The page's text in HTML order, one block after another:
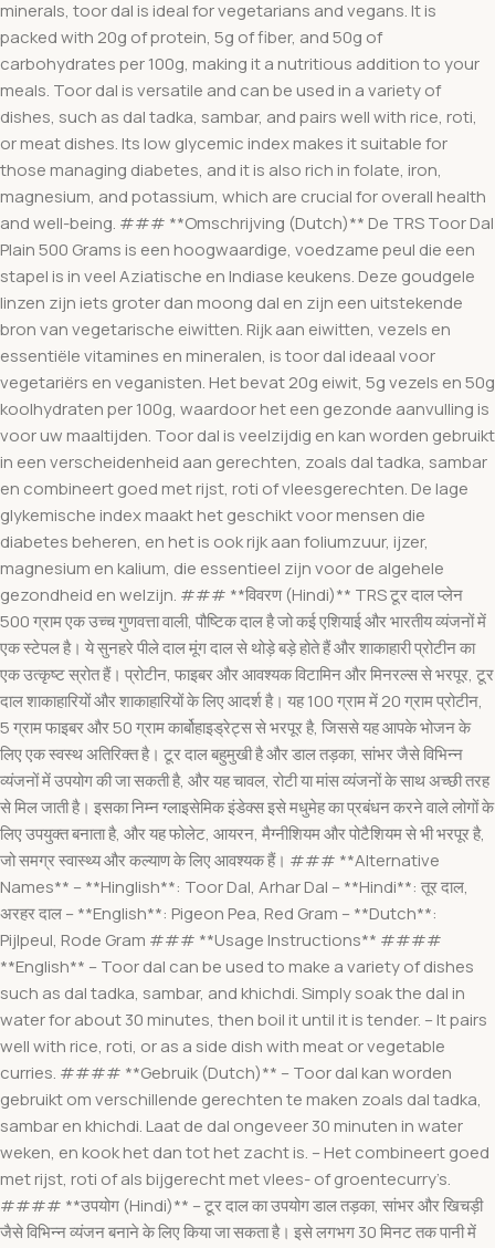
minerals, toor dal is ideal for vegetarians and vegans. It is
packed with 20g of protein, 5g of fiber, and 50g of
carbohydrates per 100g, making it a nutritious addition to your
meals. Toor dal is versatile and can be used in a variety of
dishes, such as dal tadka, sambar, and pairs well with rice, roti,
or meat dishes. Its low glycemic index makes it suitable for
those managing diabetes, and it is also rich in folate, iron,
magnesium, and potassium, which are crucial for overall health
and well-being. ### **Omschrijving (Dutch)** De TRS Toor Dal
Plain 500 Grams is een hoogwaardige, voedzame peul die een
stapel is in veel Aziatische en Indiase keukens. Deze goudgele
linzen zijn iets groter dan moong dal en zijn een uitstekende
bron van vegetarische eiwitten. Rijk aan eiwitten, vezels en
essentiële vitamines en mineralen, is toor dal ideaal voor
vegetariërs en veganisten. Het bevat 20g eiwit, 5g vezels en 50g
koolhydraten per 100g, waardoor het een gezonde aanvulling is
voor uw maaltijden. Toor dal is veelzijdig en kan worden gebruikt
in een verscheidenheid aan gerechten, zoals dal tadka, sambar
en combineert goed met rijst, roti of vleesgerechten. De lage
glykemische index maakt het geschikt voor mensen die
diabetes beheren, en het is ook rijk aan foliumzuur, ijzer,
magnesium en kalium, die essentieel zijn voor de algehele
gezondheid en welzijn. ### **विवरण (Hindi)** TRS टूर दाल प्लेन
500 ग्राम एक उच्च गुणवत्ता वाली, पौष्टिक दाल है जो कई एशियाई और भारतीय व्यंजनों में
एक स्टेपल है। ये सुनहरे पीले दाल मूंग दाल से थोड़े बड़े होते हैं और शाकाहारी प्रोटीन का
एक उत्कृष्ट स्रोत हैं। प्रोटीन, फाइबर और आवश्यक विटामिन और मिनरल्स से भरपूर, टूर
दाल शाकाहारियों और शाकाहारियों के लिए आदर्श है। यह 100 ग्राम में 20 ग्राम प्रोटीन,
5 ग्राम फाइबर और 50 ग्राम कार्बोहाइड्रेट्स से भरपूर है, जिससे यह आपके भोजन के
लिए एक स्वस्थ अतिरिक्त है। टूर दाल बहुमुखी है और डाल तड़का, सांभर जैसे विभिन्न
व्यंजनों में उपयोग की जा सकती है, और यह चावल, रोटी या मांस व्यंजनों के साथ अच्छी तरह
से मिल जाती है। इसका निम्न ग्लाइसेमिक इंडेक्स इसे मधुमेह का प्रबंधन करने वाले लोगों के
लिए उपयुक्त बनाता है, और यह फोलेट, आयरन, मैग्नीशियम और पोटैशियम से भी भरपूर है,
जो समग्र स्वास्थ्य और कल्याण के लिए आवश्यक हैं। ### **Alternative
Names** – **Hinglish**: Toor Dal, Arhar Dal – **Hindi**: तूर दाल,
अरहर दाल – **English**: Pigeon Pea, Red Gram – **Dutch**:
Pijlpeul, Rode Gram ### **Usage Instructions** ####
**English** – Toor dal can be used to make a variety of dishes
such as dal tadka, sambar, and khichdi. Simply soak the dal in
water for about 30 minutes, then boil it until it is tender. – It pairs
well with rice, roti, or as a side dish with meat or vegetable
curries. #### **Gebruik (Dutch)** – Toor dal kan worden
gebruikt om verschillende gerechten te maken zoals dal tadka,
sambar en khichdi. Laat de dal ongeveer 30 minuten in water
weken, en kook het dan tot het zacht is. – Het combineert goed
met rijst, roti of als bijgerecht met vlees- of groentecurry’s.
#### **उपयोग (Hindi)** – टूर दाल का उपयोग डाल तड़का, सांभर और खिचड़ी
जैसे विभिन्न व्यंजन बनाने के लिए किया जा सकता है। इसे लगभग 30 मिनट तक पानी में